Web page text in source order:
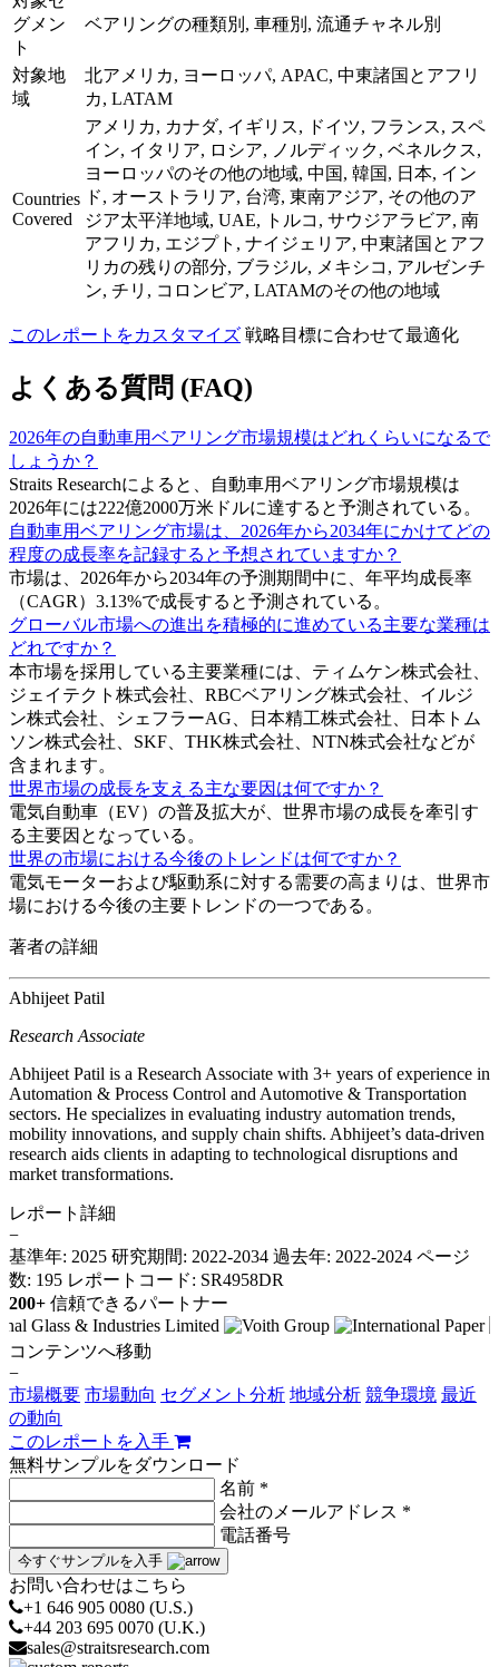
グメン
ト
ベアリングの種類別, 車種別, 流通チャネル別
対象地
域
北アメリカ, ヨーロッパ, APAC, 中東諸国とアフリ
カ, LATAM
Countries
Covered
アメリカ, カナダ, イギリス, ドイツ, フランス, スペ
イン, イタリア, ロシア, ノルディック, ベネルクス,
ヨーロッパのその他の地域, 中国, 韓国, 日本, イン
ド, オーストラリア, 台湾, 東南アジア, その他のア
ジア太平洋地域, UAE, トルコ, サウジアラビア, 南
アフリカ, エジプト, ナイジェリア, 中東諸国とアフ
リカの残りの部分, ブラジル, メキシコ, アルゼンチ
ン, チリ, コロンビア, LATAMのその他の地域
このレポートをカスタマイズ 戦略目標に合わせて最適化
よくある質問 (FAQ)
2026年の自動車用ベアリング市場規模はどれくらいになるで
しょうか？
Straits Researchによると、自動車用ベアリング市場規模は
2026年には222億2000万米ドルに達すると予測されている。
自動車用ベアリング市場は、2026年から2034年にかけてどの
程度の成長率を記録すると予想されていますか？
市場は、2026年から2034年の予測期間中に、年平均成長率
（CAGR）3.13%で成長すると予測されている。
グローバル市場への進出を積極的に進めている主要な業種は
どれですか？
本市場を採用している主要業種には、ティムケン株式会社、
ジェイテクト株式会社、RBCベアリング株式会社、イルジ
ン株式会社、シェフラーAG、日本精工株式会社、日本トム
ソン株式会社、SKF、THK株式会社、NTN株式会社などが
含まれます。
世界市場の成長を支える主な要因は何ですか？
電気自動車（EV）の普及拡大が、世界市場の成長を牽引す
る主要因となっている。
世界の市場における今後のトレンドは何ですか？
電気モーターおよび駆動系に対する需要の高まりは、世界市
場における今後の主要トレンドの一つである。
著者の詳細
Abhijeet Patil
Research Associate
Abhijeet Patil is a Research Associate with 3+ years of experience in
Automation & Process Control and Automotive & Transportation
sectors. He specializes in evaluating industry automation trends,
mobility innovations, and supply chain shifts. Abhijeet’s data-driven
research aids clients in adapting to technological disruptions and
market transformations.
レポート詳細
−
基準年: 2025 研究期間: 2022-2034 過去年: 2022-2024 ページ
数: 195 レポートコード: SR4958DR
200+ 信頼できるパートナー
コンテンツへ移動
−
市場概要 市場動向 セグメント分析 地域分析 競争環境 最近
の動向
このレポートを入手
無料サンプルをダウンロード
名前 *
会社のメールアドレス *
電話番号
今すぐサンプルを入手
お問い合わせはこちら
+1 646 905 0080 (U.S.)
+44 203 695 0070 (U.K.)
sales@straitsresearch.com